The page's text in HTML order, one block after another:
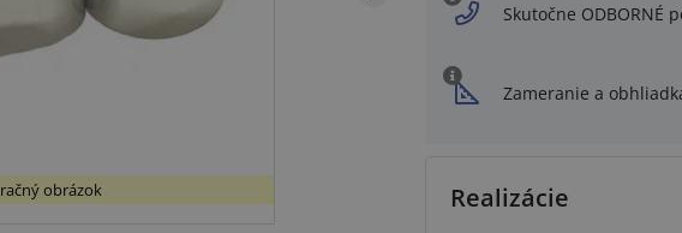
obrázok
Skutočne ODBORNÉ
Zameranie a
Realizácie